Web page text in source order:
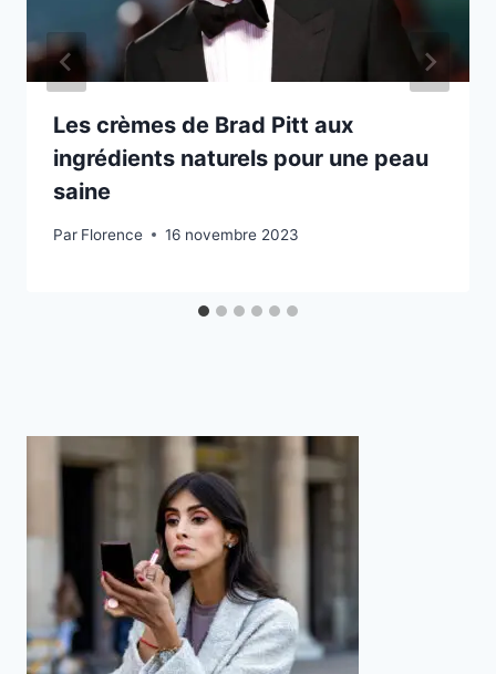
Les crèmes de Brad Pitt aux
ingrédients naturels pour une peau
saine
Par Florence 16 novembre 2023